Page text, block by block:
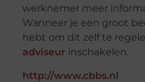
werknemer meer
Wanneer je een groot
hebt om dit zelf te
adviseur inschakelen.
http://www.cbbs.nl